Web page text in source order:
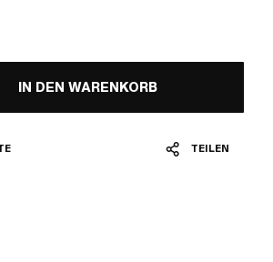
IN DEN WARENKORB
TEILEN